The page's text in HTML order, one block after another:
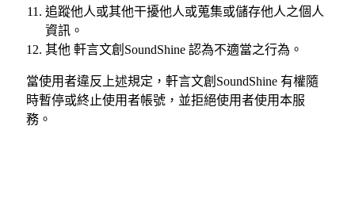
追蹤他人或其他干擾他人或蒐集或儲存他人之個人
資訊。
其他 軒言文創SoundShine 認為不適當之行為。
當使用者違反上述規定，軒言文創SoundShine 有權隨
時暫停或終止使用者帳號，並拒絕使用者使用本服
務。